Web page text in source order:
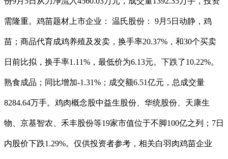
需隆重。鸡苗题材上市企业： 温氏股份： 9月5日动静，鸡
苗；商品代育成鸡养殖及发卖，换手率20.37%，和30个买卖
日前比拟，换手率1.11%，最低价为6.13元。下跌了10.22%。
熟食成品；同比增加-1.31%；成交额6.51亿元，总成交量
8284.64万手。鸡肉概念股中益生股份、华统股份、天康生
物、京基智农、禾丰股份等19家市值位于不脚100亿之列；7日
内股价下跌1.29%。仅供投资者参考，相关白羽肉鸡苗企业